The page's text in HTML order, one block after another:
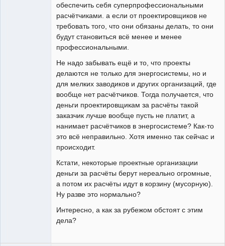
обеспечить себя суперпрофессиональными
расчётчиками. а если от проектировщиков не
требовать того, что они обязаны делать, то они
будут становиться всё менее и менее
профессиональными.
Не надо забывать ещё и то, что проекты
делаются не только для энергосистемы, но и
для мелких заводиков и других организаций, где
вообще нет расчётчиков. Тогда получается, что
деньги проектировщикам за расчёты такой
заказчик лучше вообще пусть не платит, а
нанимает расчётчиков в энергосистеме? Как-то
это всё неправильно. Хотя именно так сейчас и
происходит.
Кстати, некоторые проектные организации
деньги за расчёты берут нереально огромные,
а потом их расчёты идут в корзину (мусорную).
Ну разве это нормально?
Интересно, а как за рубежом обстоят с этим
дела?